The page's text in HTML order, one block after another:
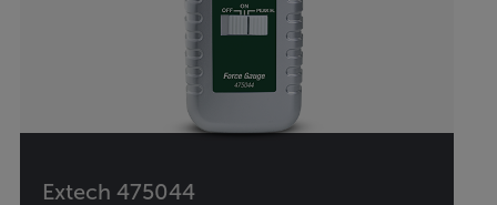
Extech 475044